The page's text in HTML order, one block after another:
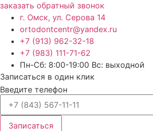
заказать обратный звонок
г. Омск, ул. Серова 14
ortodontcentr@yandex.ru
+7 (913) 962-32-18
+7 (983) 111-71-62
Пн-Сб: 8:00-19:00 Вс: выходной
Записаться в один клик
Введите телефон
Записаться